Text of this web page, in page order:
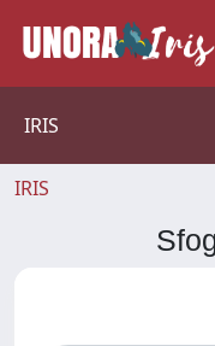
IRIS
IRIS